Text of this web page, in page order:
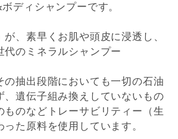
ディシャンプーです。
が、素早くお肌や頭皮に浸透し、
代のミネラルシャンプー
の抽出段階においても一切の石油
、遺伝子組み換えしていないもの
ものなどトレーサビリティー（生
た原料を使用しています。